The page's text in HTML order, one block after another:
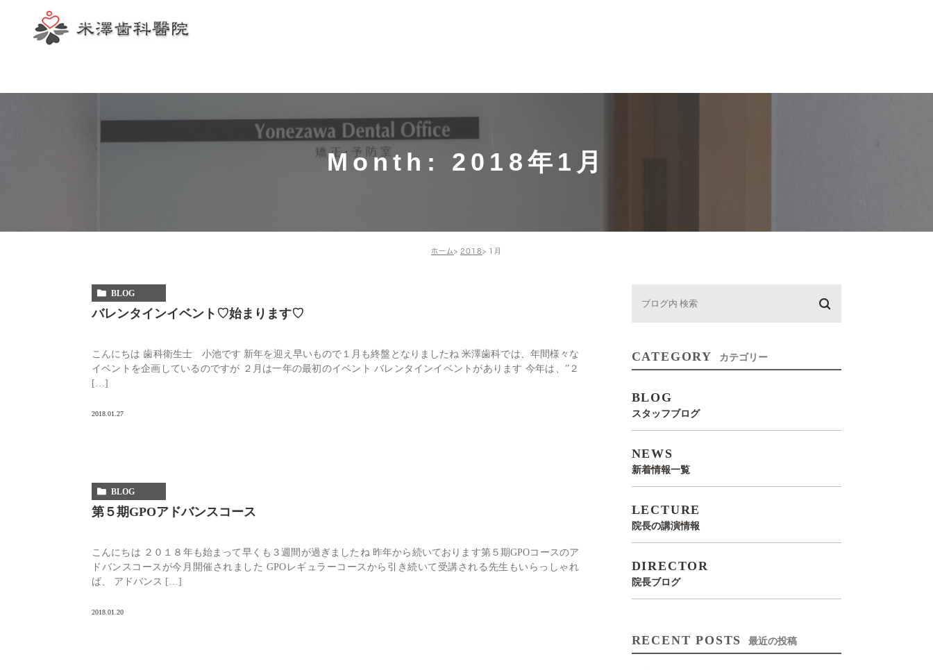
一般歯科（保険診
症例
Month: 2018年1月
ホーム 2018 1月
BLOG
バレンタインイベント♡始まります♡
こんにちは 歯科衛生士 小池です 新年を迎え早いもので１月も終盤となりましたね 米澤歯科では、年間様々な
イベントを企画しているのですが ２月は一年の最初のイベント バレンタインイベントがあります 今年は、”２
[…]
2018.01.27
BLOG
第５期GPOアドバンスコース
こんにちは ２０１８年も始まって早くも３週間が過ぎましたね 昨年から続いております第５期GPOコースのア
ドバンスコースが今月開催されました GPOレギュラーコースから引き続いて受講される先生もいらっしゃれ
ば、 アドバンス […]
2018.01.20
CATEGORY カテゴリー
BLOG
スタッフブログ
NEWS
新着情報一覧
LECTURE
院長の講演情報
DIRECTOR
院長ブログ
RECENT POSTS 最近の投稿